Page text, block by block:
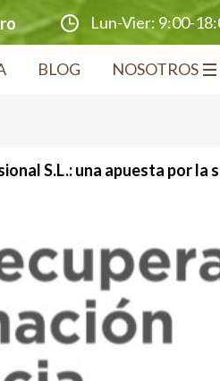
Lun-Vier: 9:00-
BLOG NOSOTROS
S.L.: una apuesta por la